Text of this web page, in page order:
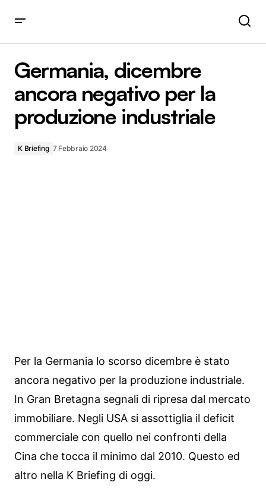
Germania, dicembre
ancora negativo per la
produzione industriale
K Briefing 7 Febbraio 2024
Per la Germania lo scorso dicembre è stato
ancora negativo per la produzione industriale.
In Gran Bretagna segnali di ripresa dal mercato
immobiliare. Negli USA si assottiglia il deficit
commerciale con quello nei confronti della
Cina che tocca il minimo dal 2010. Questo ed
altro nella K Briefing di oggi.